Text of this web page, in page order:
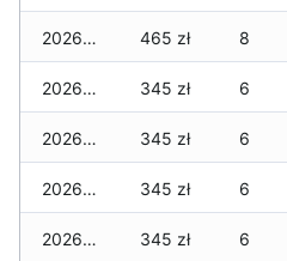
2026-01-31 465 zł 8
2026-01-30 345 zł 6
2026-01-29 345 zł 6
2026-01-28 345 zł 6
2026-01-27 345 zł 6